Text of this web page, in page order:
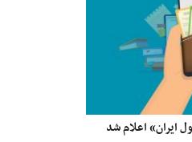
ایران» اعلام شد